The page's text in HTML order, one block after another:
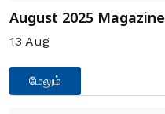
August 2025 Magazine
13 Aug
மேலும்